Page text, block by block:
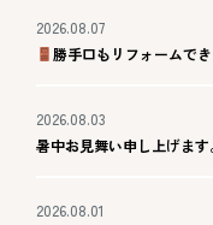
2026.08.07
勝手口もリフォームで
2026.08.03
暑中お見舞い申し上げます
2026.08.01